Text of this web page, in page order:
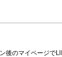
後のマイページで